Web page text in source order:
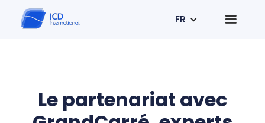
FR
Le partenariat avec